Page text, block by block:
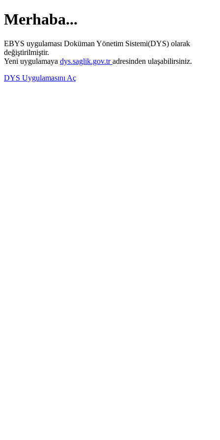
Merhaba...
EBYS uygulaması Doküman Yönetim Sistemi(DYS) olarak
değiştirilmiştir.
Yeni uygulamaya dys.saglik.gov.tradresinden ulaşabilirsiniz.
DYS Uygulamasını Aç